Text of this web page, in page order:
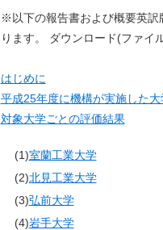
※以下の報告書および概要英訳
ります。 ダウンロード(ファイ
はじめに
平成25年度に機構が実施した
対象大学ごとの評価結果
(1)室蘭工業大学
(2)北見工業大学
(3)弘前大学
(4)岩手大学